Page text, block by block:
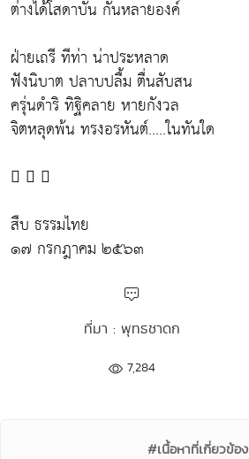
ต่างได้โสดาบัน กันหลายองค์
ฝ่ายเถรี ทีท่า น่าประหลาด
ฟังนิบาต ปลาบปลื้ม ตื่นสับสน
ครุ่นดำริ ทิฐิคลาย หายกังวล
จิตหลุดพ้น ทรงอรหันต์.....ในทันใด
  
สืบ ธรรมไทย
๑๗ กรกฎาคม ๒๕๖๓
ที่มา : พุทธชาดก
7,284
#เนื้อหาที่เกี่ยวข้อง